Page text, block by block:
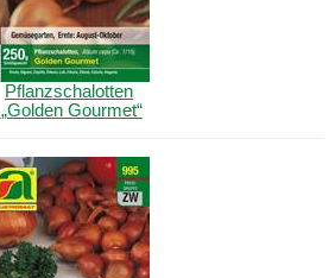
Pflanzschalotten
„Golden Gourmet“